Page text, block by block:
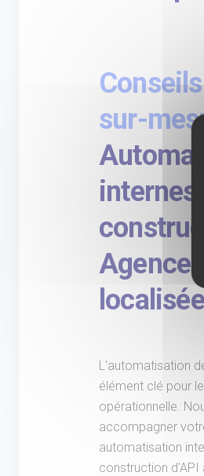
sur-
internes
Agence
L'automatisation
élément clé pour
opérationnelle.
accompagner
automatisation
construction d'API